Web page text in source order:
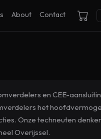
About Contact
en CEE-
het
Onze techneuten
Overijssel.